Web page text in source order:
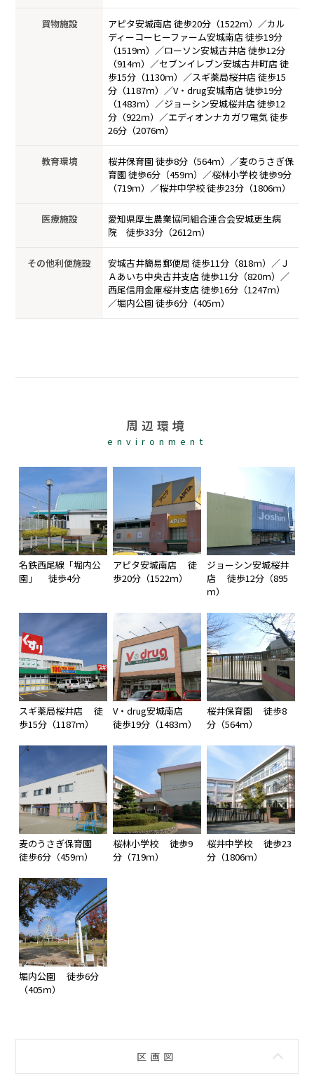
買物施設
アピタ安城南店 徒歩20分（1522ｍ）／カル
ディーコーヒーファーム安城南店 徒歩19分
（1519ｍ）／ローソン安城古井店 徒歩12分
（914ｍ）／セブンイレブン安城古井町店 徒
歩15分（1130ｍ）／スギ薬局桜井店 徒歩15
分（1187ｍ）／V・drug安城南店 徒歩19分
（1483ｍ）／ジョーシン安城桜井店 徒歩12
分（922ｍ）／エディオンナカガワ電気 徒歩
26分（2076ｍ）
教育環境
桜井保育園 徒歩8分（564ｍ）／麦のうさぎ保
育園 徒歩6分（459ｍ）／桜林小学校 徒歩9分
（719ｍ）／桜井中学校 徒歩23分（1806ｍ）
医療施設
愛知県厚生農業協同組合連合会安城更生病
院 徒歩33分（2612ｍ）
その他利便施設
安城古井簡易郵便局 徒歩11分（818ｍ）／Ｊ
Ａあいち中央古井支店 徒歩11分（820ｍ）／
西尾信用金庫桜井支店 徒歩16分（1247ｍ）
／堀内公園 徒歩6分（405ｍ）
周辺環境
environment
名鉄西尾線「堀内公
園」 徒歩4分
アピタ安城南店 徒
歩20分（1522ｍ）
ジョーシン安城桜井
店 徒歩12分（895
ｍ）
スギ薬局桜井店 徒
歩15分（1187ｍ）
V・drug安城南店
徒歩19分（1483ｍ）
桜井保育園 徒歩8
分（564ｍ）
麦のうさぎ保育園
徒歩6分（459ｍ）
桜林小学校 徒歩9
分（719ｍ）
桜井中学校 徒歩23
分（1806ｍ）
堀内公園 徒歩6分
（405ｍ）
区画図